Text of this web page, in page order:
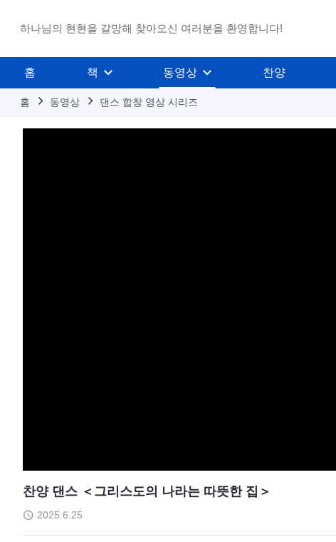
하나님의 현현을 갈망해 찾아오신 여러분을 환영합니다!
홈 책 동영상 찬양
홈 동영상 댄스 합창 영상 시리즈
찬양 댄스 ＜그리스도의 나라는 따뜻한 집＞
2025.6.25